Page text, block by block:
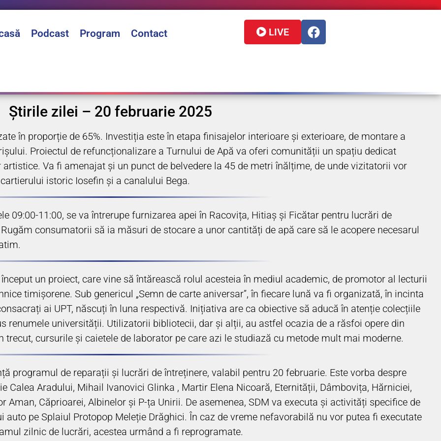
Podcast Program Contact LIVE
Știrile zilei – 20 februarie 2025
în proporție de 65%. Investiția este în etapa finisajelor interioare și exterioare, de montare a
Proiectul de refuncționalizare a Turnului de Apă va oferi comunității un spațiu dedicat
Va fi amenajat și un punct de belvedere la 45 de metri înălțime, de unde vizitatorii vor
istoric Iosefin și a canalului Bega.
09:00-11:00, se va întrerupe furnizarea apei în Racovița, Hitiaș și Ficătar pentru lucrări de
consumatorii să ia măsuri de stocare a unor cantități de apă care să le acopere necesarul
un proiect, care vine să întărească rolul acesteia în mediul academic, de promotor al lecturii
timișorene. Sub genericul „Semn de carte aniversar”, în fiecare lună va fi organizată, în incinta
ai UPT, născuți în luna respectivă. Inițiativa are ca obiective să aducă în atenție colecțiile
renumele universității. Utilizatorii bibliotecii, dar și alții, au astfel ocazia de a răsfoi opere din
trecut, cursurile și caietele de laborator pe care azi le studiază cu metode mult mai moderne.
programul de reparații și lucrări de întreținere, valabil pentru 20 februarie. Este vorba despre
Calea Aradului, Mihail Ivanovici Glinka , Martir Elena Nicoară, Eternității, Dâmbovița, Hărniciei,
Aman, Căprioarei, Albinelor și P-ța Unirii. De asemenea, SDM va executa și activități specifice de
pe Splaiul Protopop Meleție Drăghici. În caz de vreme nefavorabilă nu vor putea fi executate
zilnic de lucrări, acestea urmând a fi reprogramate.